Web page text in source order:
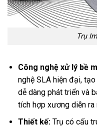
Trụ
Công nghệ xử lý bề
nghệ SLA hiện đại,
dễ dàng phát triển và
tích hợp xương diễn ra
Thiết kế:Trụ có cấu